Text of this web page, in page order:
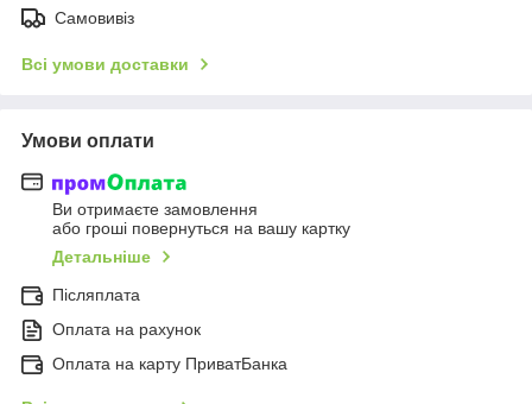
Самовивіз
Всі умови доставки
Умови оплати
Ви отримаєте замовлення
або гроші повернуться на вашу картку
Детальніше
Післяплата
Оплата на рахунок
Оплата на карту ПриватБанка